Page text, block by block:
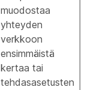
muodostaa
yhteyden
verkkoon
ensimmäistä
kertaa tai
tehdasasetusten